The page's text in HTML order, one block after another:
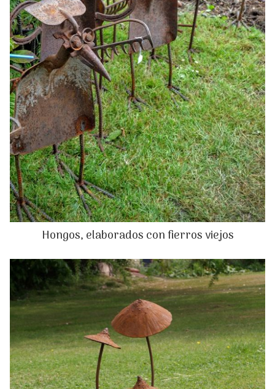
Hongos, elaborados con fierros viejos